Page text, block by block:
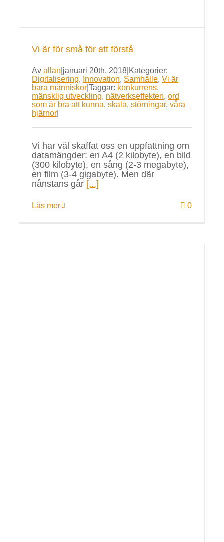
Vi är för små för att förstå
Av allan januari 20th, 2018 Kategorier:
Digitalisering, Innovation, Samhälle, Vi är
bara människor Taggar: konkurrens,
mänsklig utveckling, nätverkseffekten, ord
som är bra att kunna, skala, störningar, våra
hjärnor
Vi har väl skaffat oss en uppfattning om
datamängder: en A4 (2 kilobyte), en bild
(300 kilobyte), en sång (2-3 megabyte),
en film (3-4 gigabyte). Men där
nånstans går [...]
Läs mer 0